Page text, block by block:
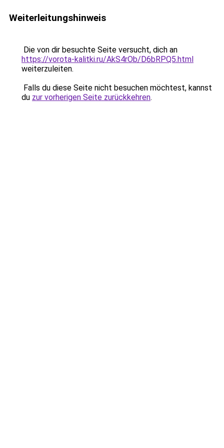
Weiterleitungshinweis
Die von dir besuchte Seite versucht, dich an
https://vorota-kalitki.ru/AkS4rOb/D6bRPQ5.html
weiterzuleiten.
Falls du diese Seite nicht besuchen möchtest, kannst
du zur vorherigen Seite zurückkehren.